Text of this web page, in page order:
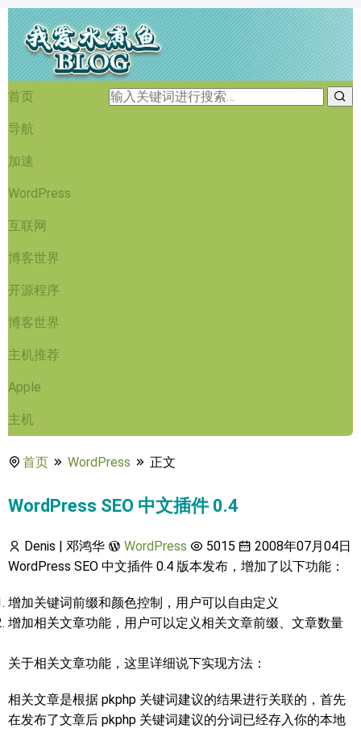
首页
导航
加速
WordPress
互联网
博客世界
开源程序
博客世界
主机推荐
Apple
主机
首页 WordPress 正文
WordPress SEO 中文插件 0.4
Denis | 邓鸿华 WordPress 5015
2008年07月04日
WordPress SEO 中文插件 0.4 版本发布，增加了以下功能：
增加关键词前缀和颜色控制，用户可以自由定义
增加相关文章功能，用户可以定义相关文章前缀、文章数量
关于相关文章功能，这里详细说下实现方法：
相关文章是根据 pkphp 关键词建议的结果进行关联的，首先
在发布了文章后 pkphp 关键词建议的分词已经存入你的本地